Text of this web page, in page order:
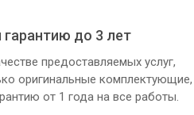
до 3 лет
предоставляемых услуг,
оригинальные комплектующие,
от 1 года на все работы.